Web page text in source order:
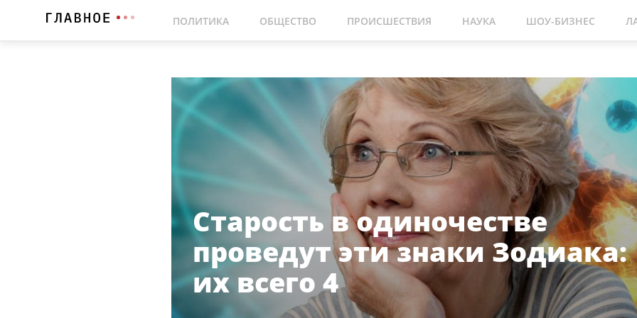
ПОЛИТИКА ОБЩЕСТВО ПРОИСШЕСТВИЯ НАУКА ШОУ-БИЗНЕС
Старость в одиночестве
проведут эти знаки Зодиака:
их всего 4